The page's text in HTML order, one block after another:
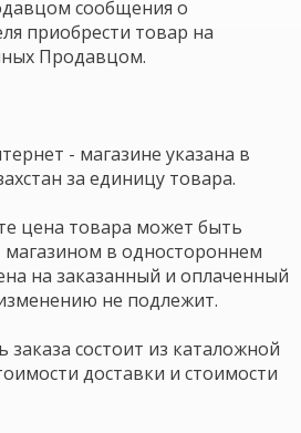
сообщения о
приобрести товар на
Продавцом.
- магазине указана в
за единицу товара.
цена товара может быть
в одностороннем
на заказанный и оплаченный
не подлежит.
заказа состоит из каталожной
доставки и стоимости